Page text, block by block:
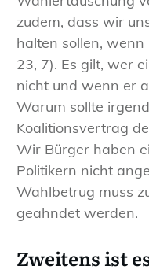
zudem, dass wir
halten sollen, wenn
23, 7). Es gilt, wer
nicht und wenn er
Warum sollte
Koalitionsvertrag
Wir Bürger haben
Politikern nicht
Wahlbetrug muss
geahndet werden.
Zweitens ist